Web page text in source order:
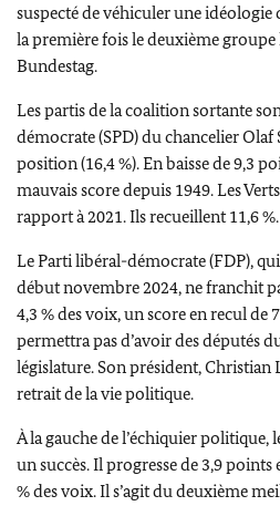
suspecté de véhiculer une
la première fois le deuxième
Bundestag.
Les partis de la coalition sortante
démocrate (SPD) du chancelierOlaf
position (16,4 %). En baisse de 9,3
mauvais score depuis 1949. Les
rapport à 2021. Ils recueillent 11,6 %.
Le Parti libéral-démocrate (FDP),
début novembre 2024, ne franchit
4,3 % des voix, un score en recul de
permettra pas d’avoir des députés
législature. Son président,Christian
retrait de la vie politique.
À la gauche de l’échiquier politique,
un succès. Il progresse de 3,9
% des voix. Il s’agit du deuxième